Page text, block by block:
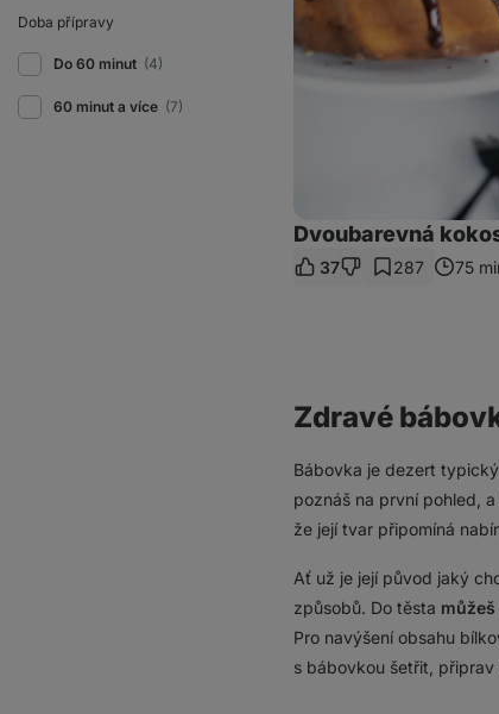
Doba přípravy
Do 60 minut (4)
60 minut a více (7)
Dvoubarevná
37 287 75
Zdravé
Bábovka je dezert
poznáš na první pohled,
že její tvar připomíná
Ať už je její původ jaký
způsobů. Do těsta
Pro navýšení obsahu
s bábovkou šetřit, připrav